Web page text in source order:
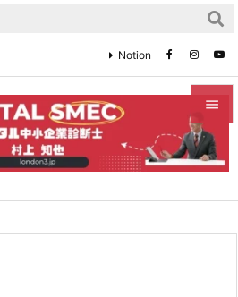


メニュ

Notion